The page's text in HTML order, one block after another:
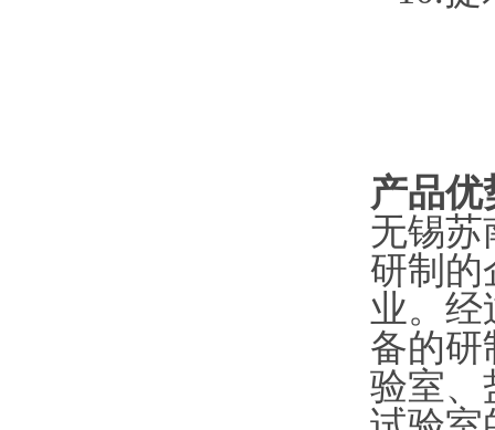
产品优
无锡苏
研制的
业。经
备的研
验室、